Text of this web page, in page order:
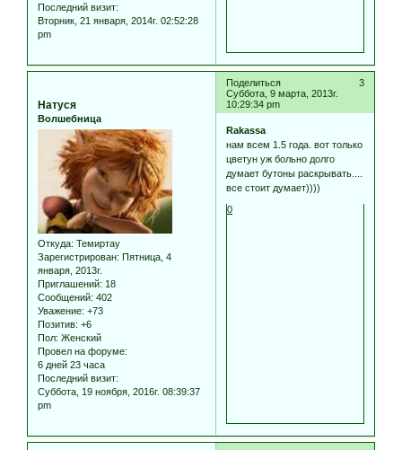
Последний визит:
Вторник, 21 января, 2014г. 02:52:28
pm
Поделиться
3
Суббота, 9 марта, 2013г.
10:29:34 pm
Натуся
Волшебница
Откуда: Темиртау
Зарегистрирован: Пятница, 4
января, 2013г.
Приглашений: 18
Сообщений: 402
Уважение: +73
Позитив: +6
Пол: Женский
Провел на форуме:
6 дней 23 часа
Последний визит:
Суббота, 19 ноября, 2016г. 08:39:37
pm
Rakassa
нам всем 1.5 года. вот только
цветун уж больно долго
думает бутоны раскрывать....
все стоит думает))))
0